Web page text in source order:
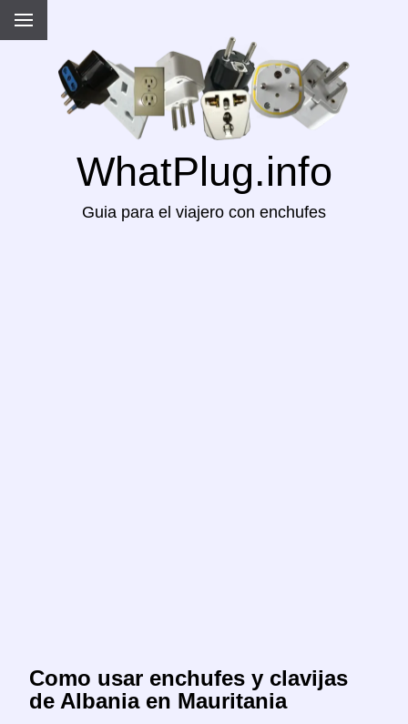
WhatPlug.info
Guia para el viajero con enchufes
Como usar enchufes y clavijas
de Albania en Mauritania